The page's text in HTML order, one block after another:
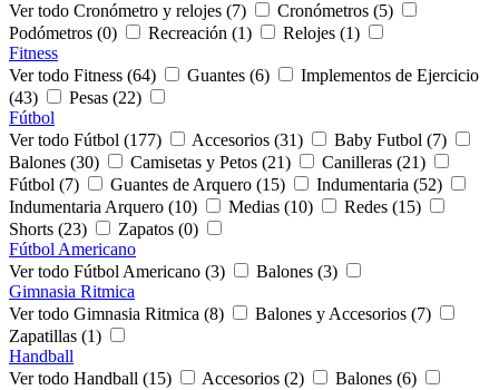
Ver todo Cronómetro y relojes (7)
Cronómetros (5)
Podómetros (0)
Recreación (1)
Relojes (1)
Fitness
Ver todo Fitness (64)
Guantes (6)
Implementos de Ejercicio
(43)
Pesas (22)
Fútbol
Ver todo Fútbol (177)
Accesorios (31)
Baby Futbol (7)
Balones (30)
Camisetas y Petos (21)
Canilleras (21)
Fútbol (7)
Guantes de Arquero (15)
Indumentaria (52)
Indumentaria Arquero (10)
Medias (10)
Redes (15)
Shorts (23)
Zapatos (0)
Fútbol Americano
Ver todo Fútbol Americano (3)
Balones (3)
Gimnasia Ritmica
Ver todo Gimnasia Ritmica (8)
Balones y Accesorios (7)
Zapatillas (1)
Handball
Ver todo Handball (15)
Accesorios (2)
Balones (6)